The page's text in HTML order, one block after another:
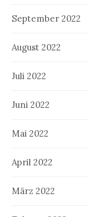
September 2022
August 2022
Juli 2022
Juni 2022
Mai 2022
April 2022
März 2022